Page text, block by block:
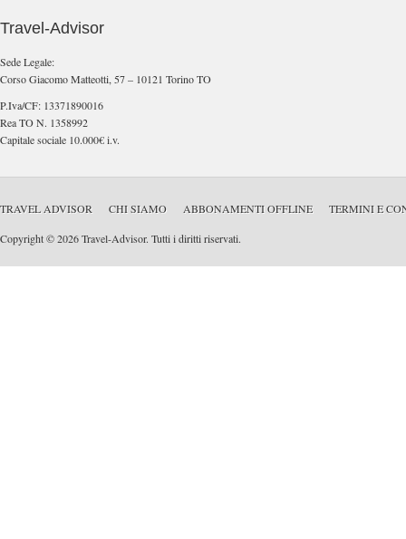
Travel-Advisor
Sede Legale:
Corso Giacomo Matteotti, 57 – 10121 Torino TO
P.Iva/CF: 13371890016
Rea TO N. 1358992
Capitale sociale 10.000€ i.v.
TRAVEL ADVISOR CHI SIAMO ABBONAMENTI OFFLINE TERMINI E
Copyright © 2026 Travel-Advisor. Tutti i diritti riservati.